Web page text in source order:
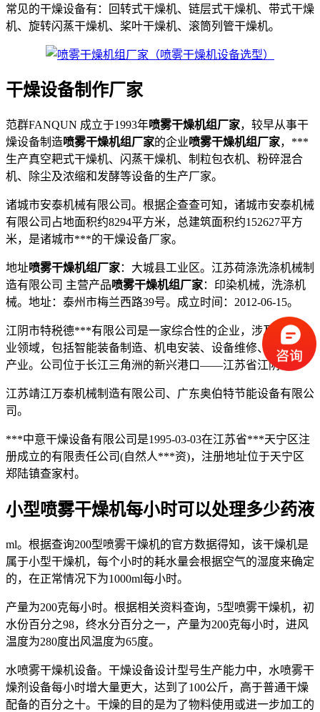
常见的干燥设备有：回转式干燥机、链层式干燥机、带式干燥
机、旋转闪蒸干燥机、桨叶干燥机、滚筒列管干燥机。
干燥设备制作厂家
范群FANQUN 成立于1993年喷雾干燥机组厂家，较早从事干
燥设备制造喷雾干燥机组厂家的企业喷雾干燥机组厂家，***
生产真空耙式干燥机、闪蒸干燥机、制粒包衣机、粉碎混合
机、除尘及浓缩和发酵等设备的生产厂家。
诸城市安泰机械有限公司。根据企查查可知，诸城市安泰机械
有限公司占地面积约8294平方米，总建筑面积约152627平方
米，是诸城市***的干燥设备厂家。
地址喷雾干燥机组厂家：大城县工业区。江苏荷涤洗涤机械制
造有限公司 主营产品喷雾干燥机组厂家：印染机械，洗涤机
械。地址：泰州市梅兰西路39号。成立时间：2012-06-15。
江阴市特税德***有限公司是一家综合性的企业，涉及多个产
业领域，包括智能装备制造、机电安装、设备维修、钢结构等
产业。公司位于长江三角洲的新兴港口——江苏省江阴市。
江苏靖江万泰机械制造有限公司、广东奥伯特节能设备有限公
司。
***中意干燥设备有限公司是1995-03-03在江苏省***天宁区注
册成立的有限责任公司(自然人***资)，注册地址位于天宁区
郑陆镇查家村。
小型喷雾干燥机每小时可以处理多少药液
ml。根据查询200型喷雾干燥机的官方数据得知，该干燥机是
属于小型干燥机，每个小时的耗水量会根据空气的湿度来确定
的，在正常情况下为1000ml每小时。
产量为200克每小时。根据相关资料查询，5型喷雾干燥机，初
水份百分之98，终水分百分之一，产量为200克每小时，进风
温度为280度出风温度为65度。
水喷雾干燥机设备。干燥设备设计型号生产能力中，水喷雾干
燥剂设备每小时增大量更大，达到了100公斤，高于普通干燥
配备的百分之十。干燥的目的是为了物料使用或进一步加工的